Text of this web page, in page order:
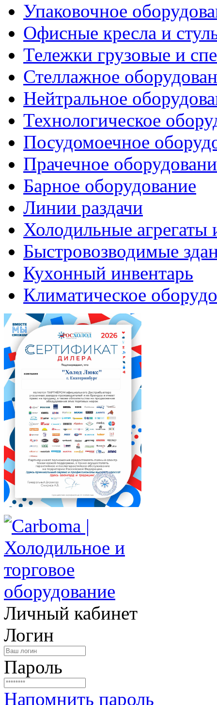
Упаковочное
Офисные кресла и
Тележки грузовые и
Стеллажное
Нейтральное
Технологическое
Посудомоечное
Прачечное
Барное оборудование
Линии раздачи
Холодильные агрегаты
Быстровозводимые
Кухонный инвентарь
Климатическое
Личный кабинет
Логин
Пароль
Напомнить пароль